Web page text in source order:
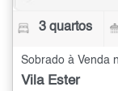
3 quartos
Sobrado à Venda
Vila Ester